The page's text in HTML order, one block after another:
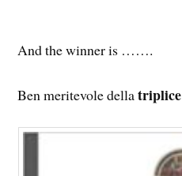
And the winner is …….
Ben meritevole dellatriplice